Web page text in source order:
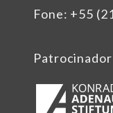
Fone: +55